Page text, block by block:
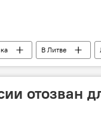
В Литве
отозван